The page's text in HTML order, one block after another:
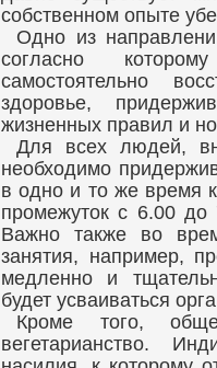
собственном опыте
Одно из
согласно
самостоятельно
здоровье,
жизненных правил и
Для всех людей,
необходимо
в одно и то же время
промежуток с 6.00
Важно также во
занятия, например,
медленно и
будет усваиваться
Кроме того,
вегетарианство.